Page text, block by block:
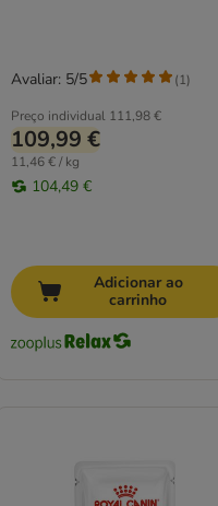
Preço individual 111,98 €
109,99 €
11,46 € / kg
104,49 €
Avaliar: 5/5 (1)
Adicionar ao
carrinho